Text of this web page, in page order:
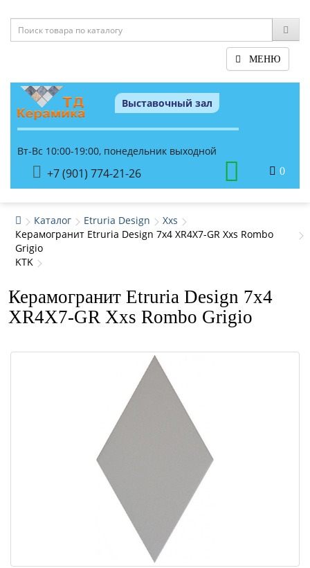
МЕНЮ
Выставочный зал
Вт-Вс 10:00-19:00, понедельник выходной
+7 (901) 774-21-26 0
Каталог Etruria Design
Xxs
Керамогранит Etruria Design 7x4 XR4X7-GR Xxs Rombo
Grigio
KTK
Керамогранит Etruria Design 7x4
XR4X7-GR Xxs Rombo Grigio